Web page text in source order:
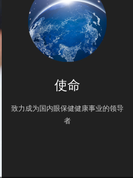
使命
致力成为国内眼保健健康事业的领导
者